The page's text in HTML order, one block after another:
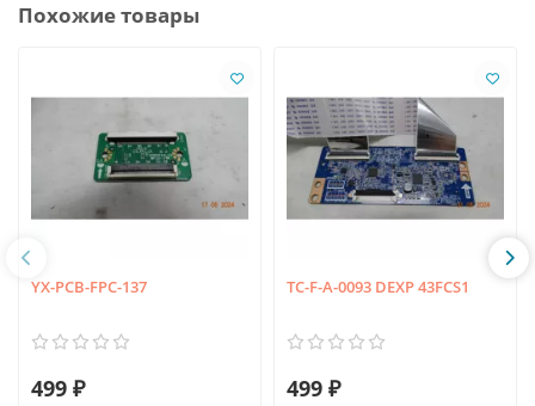
Похожие товары
YX-PCB-FPC-137
499 ₽
TC-F-A-0093 DEXP 43FCS1
499 ₽